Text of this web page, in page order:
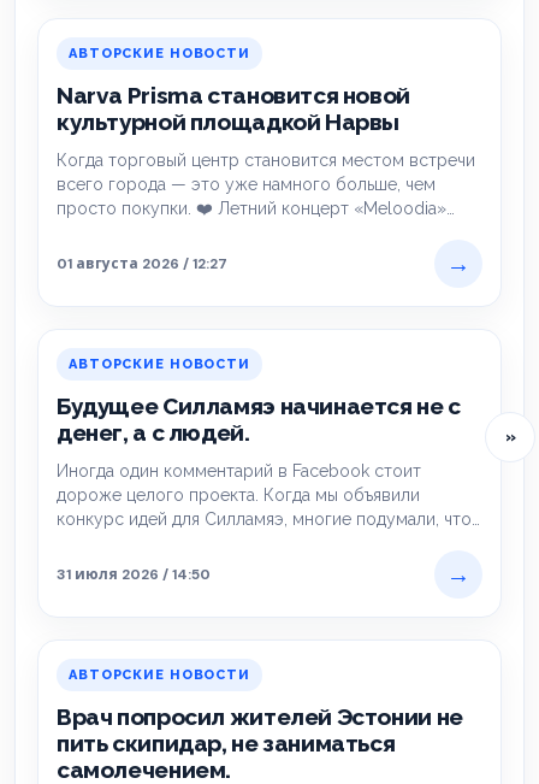
АВТОРСКИЕ НОВОСТИ
Narva Prisma становится новой
культурной площадкой Нарвы
Когда торговый центр становится местом встречи
всего города — это уже намного больше, чем
просто покупки. ❤️ Летний концерт «Meloodia»…
01 августа 2026 / 12:27 →
АВТОРСКИЕ НОВОСТИ
Будущее Силламяэ начинается не с
денег, а с людей.
Иногда один комментарий в Facebook стоит
дороже целого проекта. Когда мы объявили
конкурс идей для Силламяэ, многие подумали, что
31 июля 2026 / 14:50
→
АВТОРСКИЕ НОВОСТИ
Врач попросил жителей Эстонии не
пить скипидар, не заниматься
самолечением.
»